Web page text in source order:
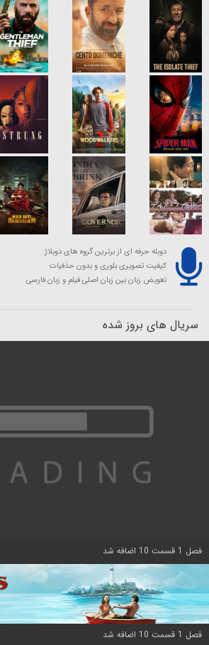
دوبله حرفه ای از برترین گروه های دوبلاژ
کیفیت تصویری بلوری و بدون حذفیات
تعویض زبان بین زبان اصلی فیلم و زبان فارسی
سریال های بروز شده
فصل 1 قسمت 10 اضافه شد
فصل 1 قسمت 10 اضافه شد